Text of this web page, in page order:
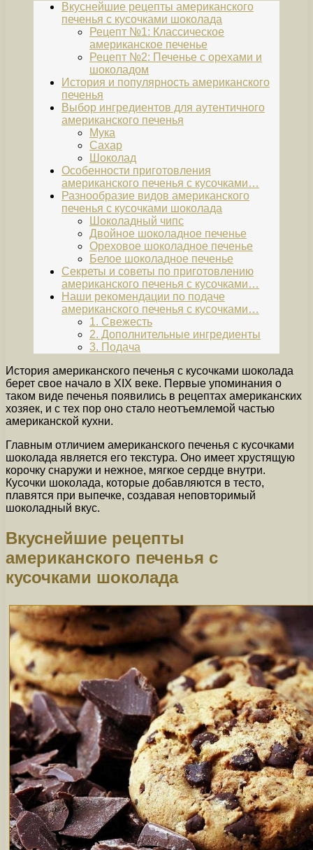
Вкуснейшие рецепты американского
печенья с кусочками шоколада
Рецепт №1: Классическое
американское печенье
Рецепт №2: Печенье с орехами и
шоколадом
История и популярность американского
печенья
Выбор ингредиентов для аутентичного
американского печенья
Мука
Сахар
Шоколад
Особенности приготовления
американского печенья с кусочками…
Разнообразие видов американского
печенья с кусочками шоколада
Шоколадный чипс
Двойное шоколадное печенье
Ореховое шоколадное печенье
Белое шоколадное печенье
Секреты и советы по приготовлению
американского печенья с кусочками…
Наши рекомендации по подаче
американского печенья с кусочками…
1. Свежесть
2. Дополнительные ингредиенты
3. Подача
История американского печенья с кусочками шоколада
берет свое начало в XIX веке. Первые упоминания о
таком виде печенья появились в рецептах американских
хозяек, и с тех пор оно стало неотъемлемой частью
американской кухни.
Главным отличием американского печенья с кусочками
шоколада является его текстура. Оно имеет хрустящую
корочку снаружи и нежное, мягкое сердце внутри.
Кусочки шоколада, которые добавляются в тесто,
плавятся при выпечке, создавая неповторимый
шоколадный вкус.
Вкуснейшие рецепты
американского печенья с
кусочками шоколада